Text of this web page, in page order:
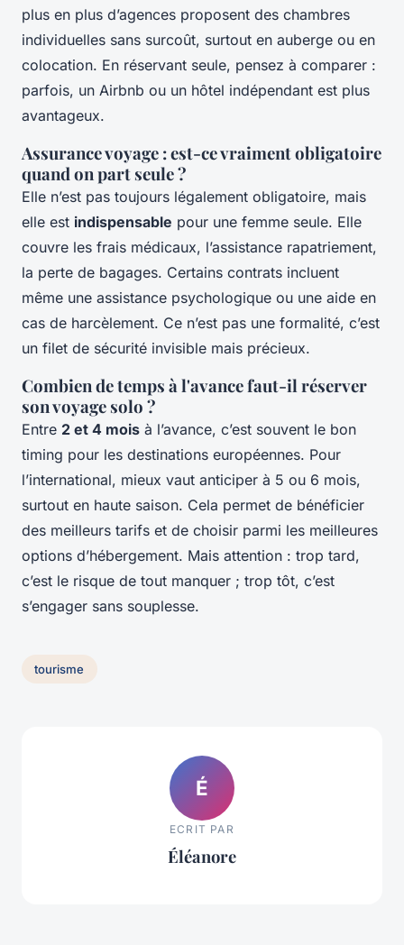
plus en plus d’agences proposent des chambres
individuelles sans surcoût, surtout en auberge ou en
colocation. En réservant seule, pensez à comparer :
parfois, un Airbnb ou un hôtel indépendant est plus
avantageux.
Assurance voyage : est-ce vraiment obligatoire
quand on part seule ?
Elle n’est pas toujours légalement obligatoire, mais
elle est indispensable pour une femme seule. Elle
couvre les frais médicaux, l’assistance rapatriement,
la perte de bagages. Certains contrats incluent
même une assistance psychologique ou une aide en
cas de harcèlement. Ce n’est pas une formalité, c’est
un filet de sécurité invisible mais précieux.
Combien de temps à l'avance faut-il réserver
son voyage solo ?
Entre 2 et 4 mois à l’avance, c’est souvent le bon
timing pour les destinations européennes. Pour
l’international, mieux vaut anticiper à 5 ou 6 mois,
surtout en haute saison. Cela permet de bénéficier
des meilleurs tarifs et de choisir parmi les meilleures
options d’hébergement. Mais attention : trop tard,
c’est le risque de tout manquer ; trop tôt, c’est
s’engager sans souplesse.
tourisme
É
ECRIT PAR
Éléanore